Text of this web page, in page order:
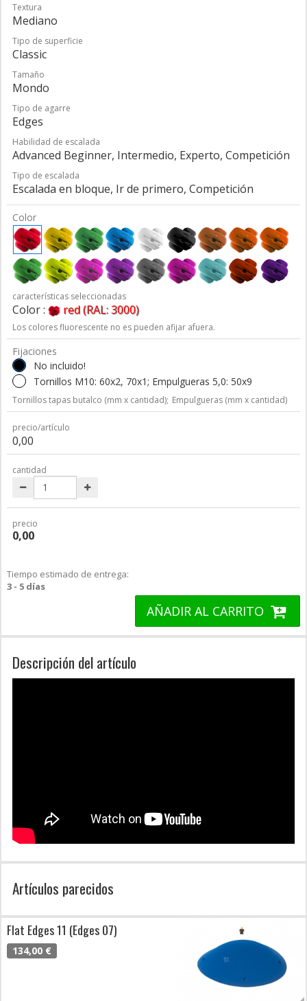
Textura
Mediano
Tipo de superficie
Classic
Tamaño
Mondo
Tipo de agarre
Edges
Habilidad de escalada
Advanced Beginner, Intermedio, Experto, Competición
Tipo de escalada
Escalada en bloque, Ir de primero, Competición
Color
características seleccionadas
Color : red (RAL: 3000)
Los colores fluorescente no es pueden afijar afuera.
Fijaciones
No incluido!
Tornillos M10: 60x2, 70x1; Empulgueras 5,0: 50x9
Tornillos tapas butalco (mm x cantidad); Empulgueras (mm x cantidad)
precio/artículo
0,00
cantidad
precio
0,00
Tiempo estimado de entrega:
3 - 5 días
AÑADIR AL CARRITO
Descripción del artículo
Artículos parecidos
Flat Edges 11 (Edges 07)
134,00 €